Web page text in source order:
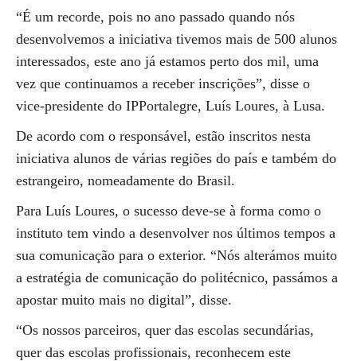
“É um recorde, pois no ano passado quando nós
desenvolvemos a iniciativa tivemos mais de 500 alunos
interessados, este ano já estamos perto dos mil, uma
vez que continuamos a receber inscrições”, disse o
vice-presidente do IPPortalegre, Luís Loures, à Lusa.
De acordo com o responsável, estão inscritos nesta
iniciativa alunos de várias regiões do país e também do
estrangeiro, nomeadamente do Brasil.
Para Luís Loures, o sucesso deve-se à forma como o
instituto tem vindo a desenvolver nos últimos tempos a
sua comunicação para o exterior. “Nós alterámos muito
a estratégia de comunicação do politécnico, passámos a
apostar muito mais no digital”, disse.
“Os nossos parceiros, quer das escolas secundárias,
quer das escolas profissionais, reconhecem este